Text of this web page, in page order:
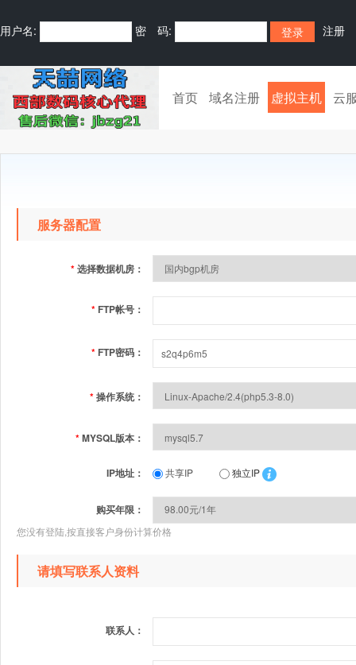
用户名: 密 码: 注册
首页 域名注册 虚拟主机 云
服务器配置
*选择数据机房：
* FTP帐号：
* FTP密码：
*操作系统：
*MYSQL版本：
IP地址： 共享IP 独立IP
购买年限：
您没有登陆,按直接客户身份计算价格
请填写联系人资料
联系人：